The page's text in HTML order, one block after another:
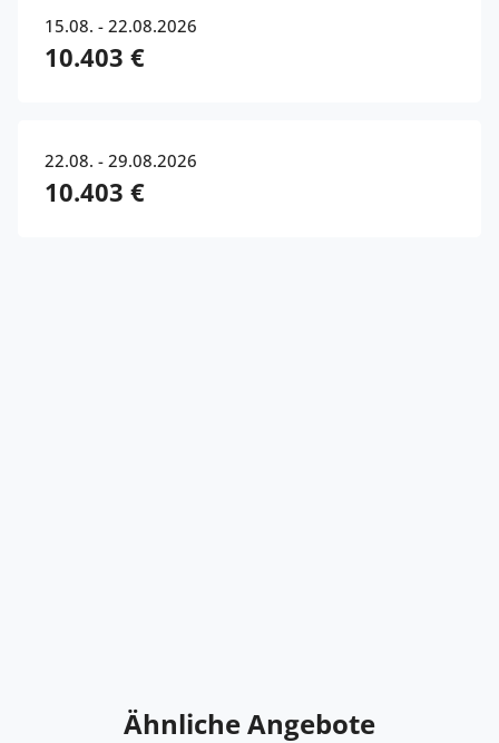
15.08. - 22.08.2026
10.403 €
22.08. - 29.08.2026
10.403 €
Ähnliche Angebote